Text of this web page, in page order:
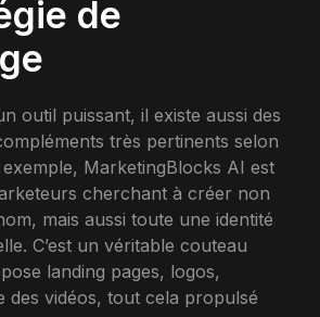
de
outil puissant, il existe aussi des
très pertinents selon
MarketingBlocks AI est
cherchant à créer non
mais aussi toute une identité
C’est un véritable couteau
landing pages, logos,
des vidéos, tout cela propulsé